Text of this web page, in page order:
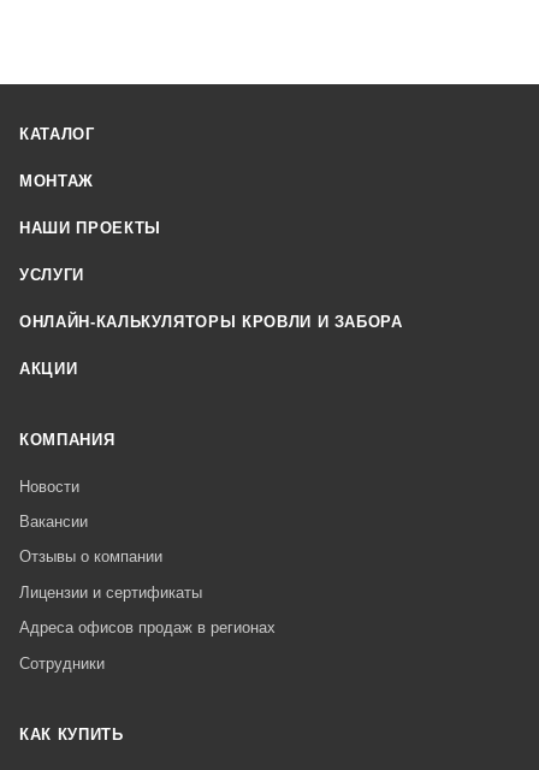
КАТАЛОГ
МОНТАЖ
НАШИ ПРОЕКТЫ
УСЛУГИ
ОНЛАЙН-КАЛЬКУЛЯТОРЫ КРОВЛИ И ЗАБОРА
АКЦИИ
КОМПАНИЯ
Новости
Вакансии
Отзывы о компании
Лицензии и сертификаты
Адреса офисов продаж в регионах
Сотрудники
КАК КУПИТЬ